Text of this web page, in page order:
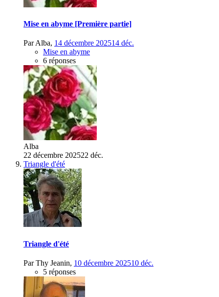
Mise en abyme [Première partie]
ParAlba, 14 décembre 202514 déc.
Mise en abyme
6 réponses
Alba
22 décembre 202522 déc.
Triangle d'été
Triangle d'été
ParThy Jeanin, 10 décembre 202510 déc.
5 réponses